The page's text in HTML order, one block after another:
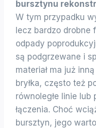
bursztynu
W tym przypadku
lecz bardzo drobne
odpady
są podgrzewane i
materiał ma już
bryłka, często też
równoległe linie
łączenia. Choć
bursztyn, jego